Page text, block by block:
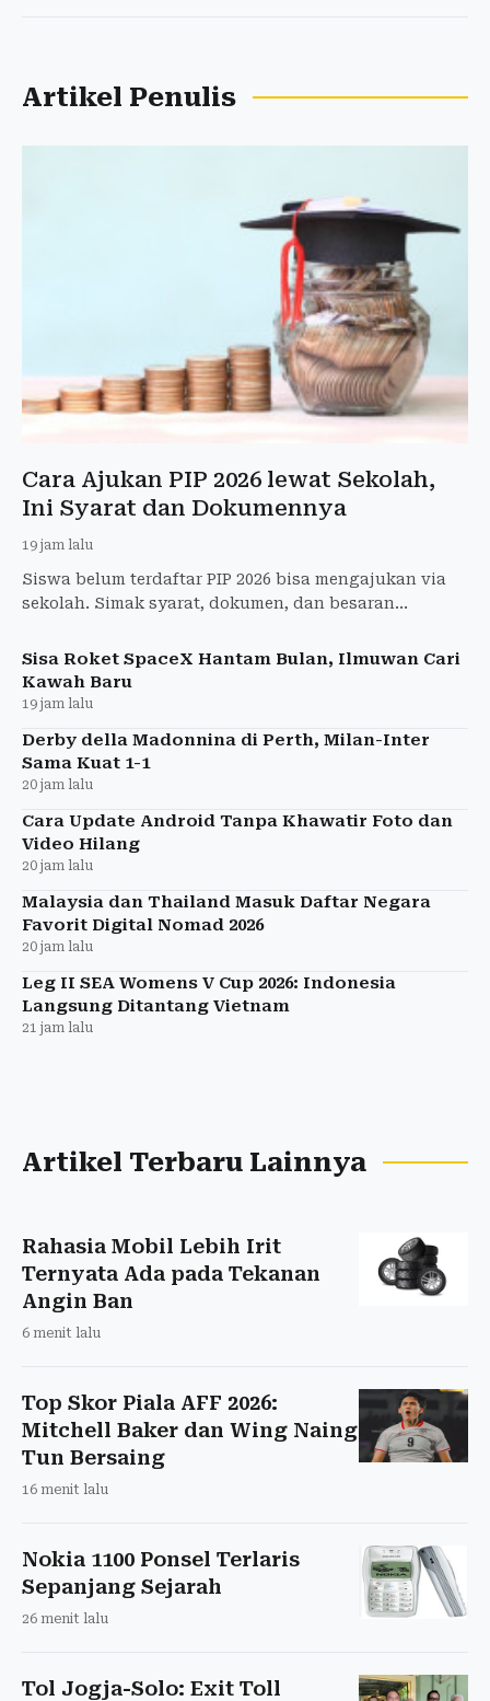
Artikel Penulis
Cara Ajukan PIP 2026 lewat Sekolah,
Ini Syarat dan Dokumennya
19 jam lalu
Siswa belum terdaftar PIP 2026 bisa mengajukan via
sekolah. Simak syarat, dokumen, dan besaran
Sisa Roket SpaceX Hantam Bulan, Ilmuwan Cari
Kawah Baru
19 jam lalu
Derby della Madonnina di Perth, Milan-Inter
Sama Kuat 1-1
20 jam lalu
Cara Update Android Tanpa Khawatir Foto dan
Video Hilang
20 jam lalu
Malaysia dan Thailand Masuk Daftar Negara
Favorit Digital Nomad 2026
20 jam lalu
Leg II SEA Womens V Cup 2026: Indonesia
Langsung Ditantang Vietnam
21 jam lalu
Artikel Terbaru Lainnya
Rahasia Mobil Lebih Irit
Ternyata Ada pada Tekanan
Angin Ban
6 menit lalu
Top Skor Piala AFF 2026:
Mitchell Baker dan Wing Naing
Tun Bersaing
16 menit lalu
Nokia 1100 Ponsel Terlaris
Sepanjang Sejarah
26 menit lalu
Tol Jogja-Solo: Exit Toll